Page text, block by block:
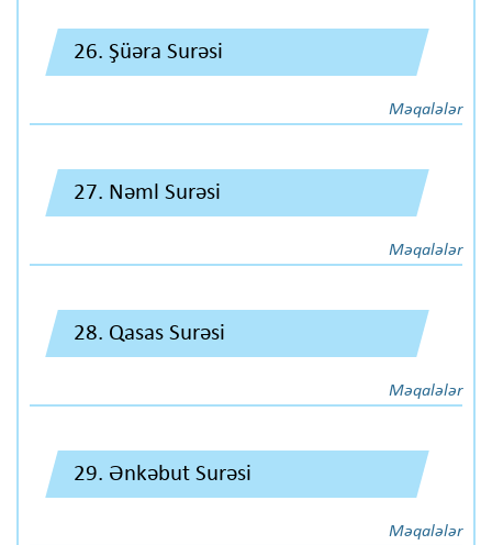
26. Şüəra Surəsi
Məqalələr
27. Nəml Surəsi
Məqalələr
28. Qasas Surəsi
Məqalələr
29. Ənkəbut Surəsi
Məqalələr